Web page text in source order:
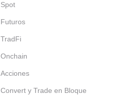
Spot
Futuros
TradFi
Onchain
Acciones
Convert y Trade en Bloque